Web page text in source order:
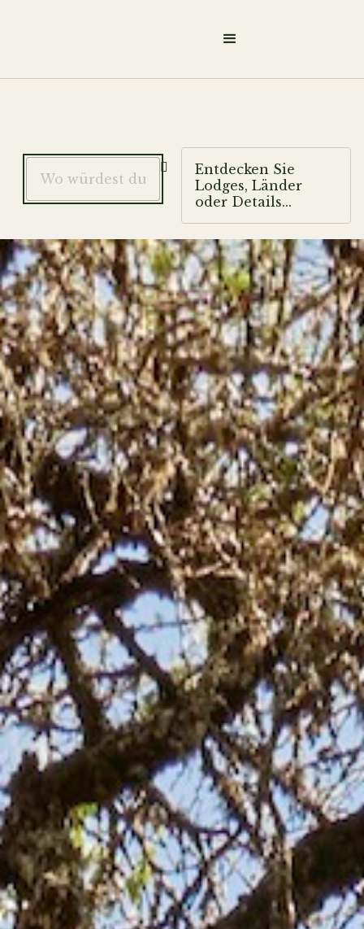

Entdecken Sie
Lodges, Länder
oder Details...